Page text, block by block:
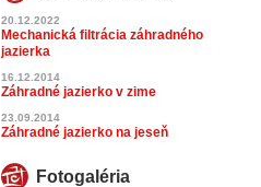
20.12.2022
Mechanická filtrácia záhradného
jazierka
16.12.2014
Záhradné jazierko v zime
23.09.2014
Záhradné jazierko na jeseň
Fotogaléria